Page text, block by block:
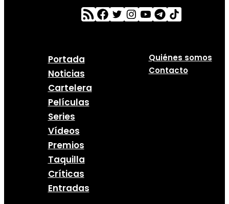
Portada
Noticias
Cartelera
Películas
Series
Vídeos
Premios
Taquilla
Críticas
Entradas
Quiénes somos
Contacto